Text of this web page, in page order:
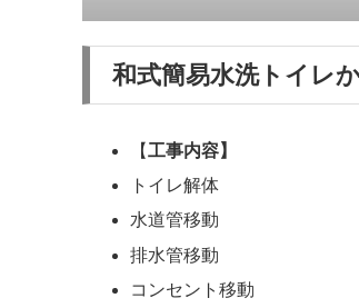
和式簡易水洗トイレ
【工事内容】
トイレ解体
水道管移動
排水管移動
コンセント移動